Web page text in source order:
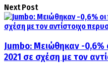
Next Post
Jumbo: Μειώθηκαν -0,6%
2021 σε σχέση με τον